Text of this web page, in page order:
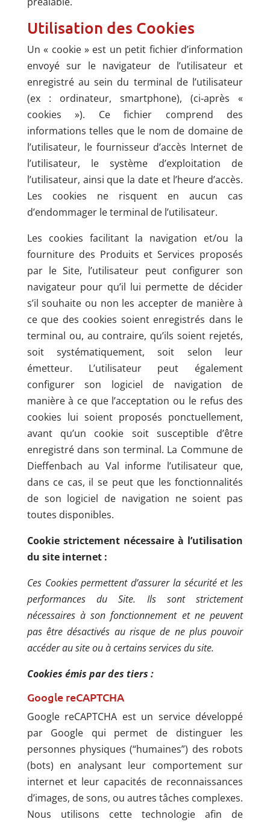
Utilisation des Cookies
Un « cookie » est un petit fichier d’information
envoyé sur le navigateur de l’utilisateur et
enregistré au sein du terminal de l’utilisateur
(ex : ordinateur, smartphone), (ci‐après «
cookies »). Ce fichier comprend des
informations telles que le nom de domaine de
l’utilisateur, le fournisseur d’accès Internet de
l’utilisateur, le système d’exploitation de
l’utilisateur, ainsi que la date et l’heure d’accès.
Les cookies ne risquent en aucun cas
d’endommager le terminal de l’utilisateur.
Les cookies facilitant la navigation et/ou la
fourniture des Produits et Services proposés
par le Site, l’utilisateur peut configurer son
navigateur pour qu’il lui permette de décider
s’il souhaite ou non les accepter de manière à
ce que des cookies soient enregistrés dans le
terminal ou, au contraire, qu’ils soient rejetés,
soit systématiquement, soit selon leur
émetteur. L’utilisateur peut également
configurer son logiciel de navigation de
manière à ce que l’acceptation ou le refus des
cookies lui soient proposés ponctuellement,
avant qu’un cookie soit susceptible d’être
enregistré dans son terminal. La Commune de
Dieffenbach au Val informe l’utilisateur que,
dans ce cas, il se peut que les fonctionnalités
de son logiciel de navigation ne soient pas
toutes disponibles.
Cookie strictement nécessaire à l’utilisation
du site internet :
Ces Cookies permettent d’assurer la sécurité et les
performances du Site. Ils sont strictement
nécessaires à son fonctionnement et ne peuvent
pas être désactivés au risque de ne plus pouvoir
accéder au site ou à certains services du site.
Cookies émis par des tiers :
Google reCAPTCHA
Google reCAPTCHA est un service développé
par Google qui permet de distinguer les
personnes physiques (“humaines”) des robots
(bots) en analysant leur comportement sur
internet et leur capacités de reconnaissances
d’images, de sons, ou autres tâches complexes.
Nous utilisons cette technologie afin de